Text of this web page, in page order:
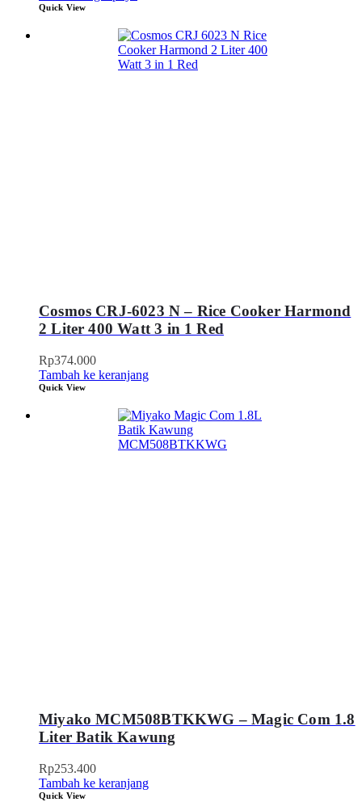
Quick View
Cosmos CRJ-6023 N – Rice Cooker Harmond
2 Liter 400 Watt 3 in 1 Red
Rp374.000
Tambah ke keranjang
Quick View
Miyako MCM508BTKKWG – Magic Com 1.8
Liter Batik Kawung
Rp253.400
Tambah ke keranjang
Quick View